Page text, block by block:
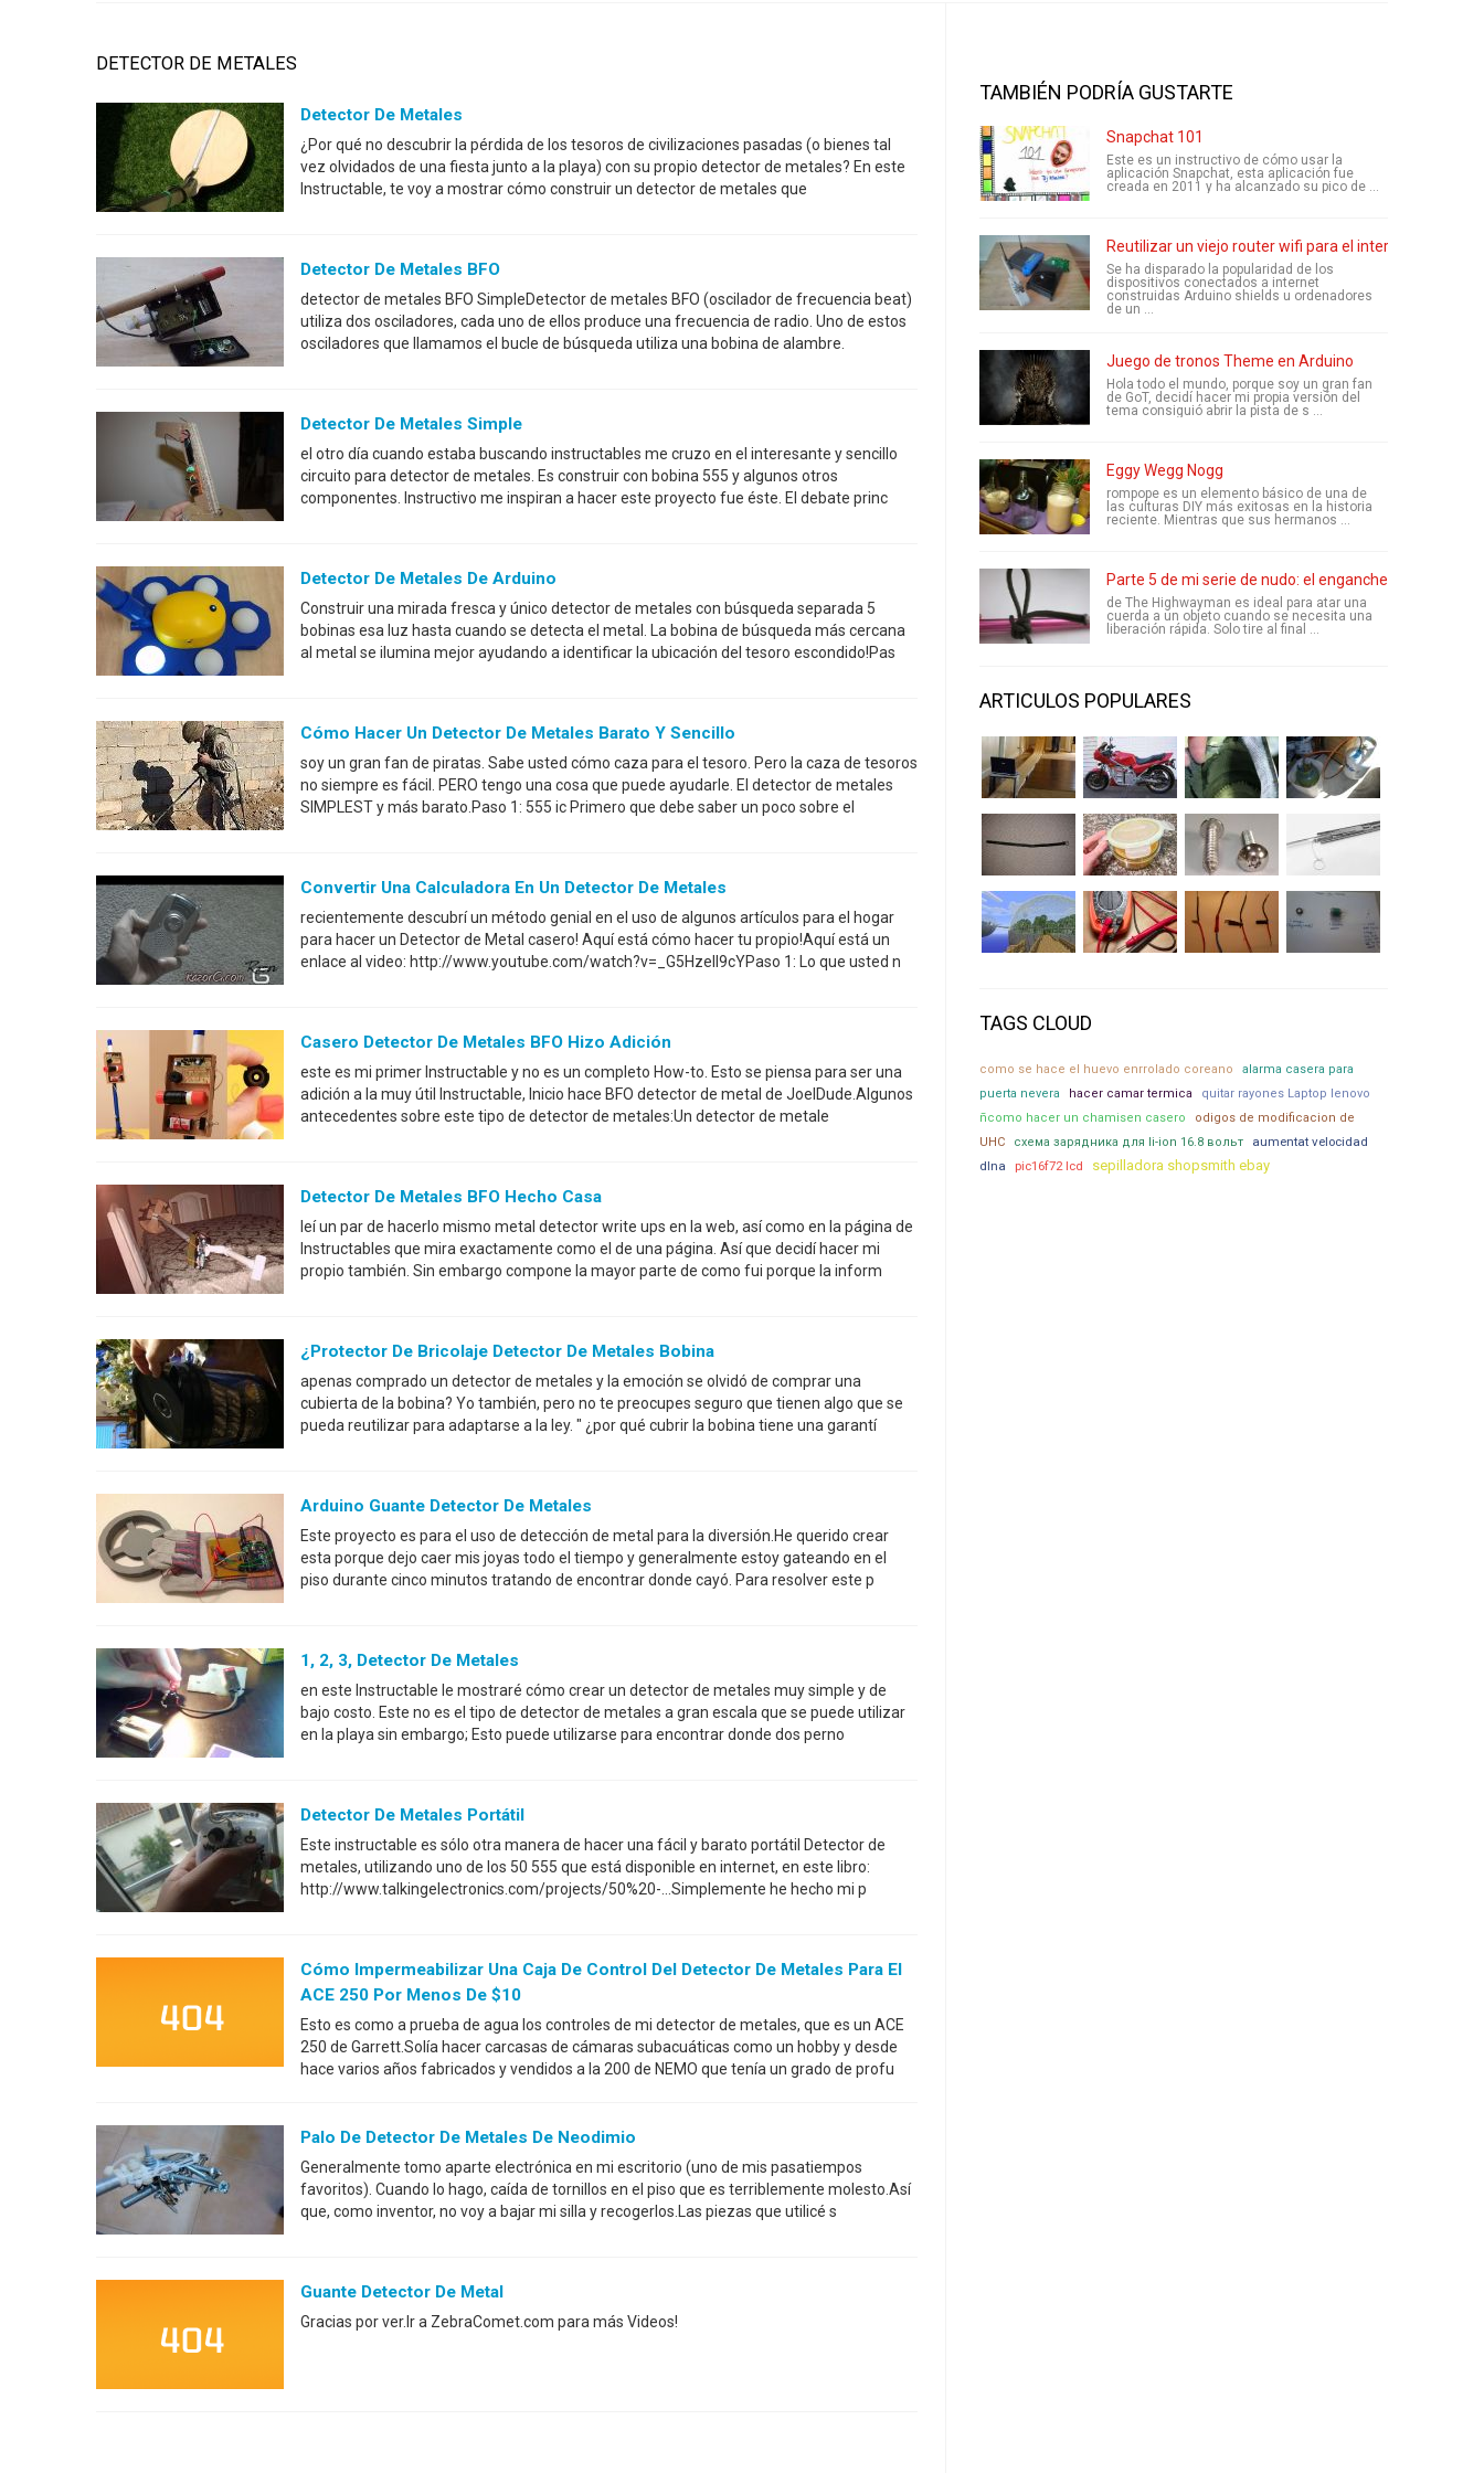
DETECTOR DE METALES
Detector De Metales
¿Por qué no descubrir la pérdida de los tesoros de civilizaciones pasadas (o bienes tal
vez olvidados de una fiesta junto a la playa) con su propio detector de metales? En este
Instructable, te voy a mostrar cómo construir un detector de metales que
Detector De Metales BFO
detector de metales BFO SimpleDetector de metales BFO (oscilador de frecuencia beat)
utiliza dos osciladores, cada uno de ellos produce una frecuencia de radio. Uno de estos
osciladores que llamamos el bucle de búsqueda utiliza una bobina de alambre.
Detector De Metales Simple
el otro día cuando estaba buscando instructables me cruzo en el interesante y sencillo
circuito para detector de metales. Es construir con bobina 555 y algunos otros
componentes. Instructivo me inspiran a hacer este proyecto fue éste. El debate princ
Detector De Metales De Arduino
Construir una mirada fresca y único detector de metales con búsqueda separada 5
bobinas esa luz hasta cuando se detecta el metal. La bobina de búsqueda más cercana
al metal se ilumina mejor ayudando a identificar la ubicación del tesoro escondido!Pas
Cómo Hacer Un Detector De Metales Barato Y Sencillo
soy un gran fan de piratas. Sabe usted cómo caza para el tesoro. Pero la caza de tesoros
no siempre es fácil. PERO tengo una cosa que puede ayudarle. El detector de metales
SIMPLEST y más barato.Paso 1: 555 ic Primero que debe saber un poco sobre el
Convertir Una Calculadora En Un Detector De Metales
recientemente descubrí un método genial en el uso de algunos artículos para el hogar
para hacer un Detector de Metal casero! Aquí está cómo hacer tu propio!Aquí está un
enlace al video: http://www.youtube.com/watch?v=_G5HzeIl9cYPaso 1: Lo que usted n
Casero Detector De Metales BFO Hizo Adición
este es mi primer Instructable y no es un completo How-to. Esto se piensa para ser una
adición a la muy útil Instructable, Inicio hace BFO detector de metal de JoelDude.Algunos
antecedentes sobre este tipo de detector de metales:Un detector de metale
Detector De Metales BFO Hecho Casa
leí un par de hacerlo mismo metal detector write ups en la web, así como en la página de
Instructables que mira exactamente como el de una página. Así que decidí hacer mi
propio también. Sin embargo compone la mayor parte de como fui porque la inform
¿Protector De Bricolaje Detector De Metales Bobina
apenas comprado un detector de metales y la emoción se olvidó de comprar una
cubierta de la bobina? Yo también, pero no te preocupes seguro que tienen algo que se
pueda reutilizar para adaptarse a la ley. " ¿por qué cubrir la bobina tiene una garantí
Arduino Guante Detector De Metales
Este proyecto es para el uso de detección de metal para la diversión.He querido crear
esta porque dejo caer mis joyas todo el tiempo y generalmente estoy gateando en el
piso durante cinco minutos tratando de encontrar donde cayó. Para resolver este p
1, 2, 3, Detector De Metales
en este Instructable le mostraré cómo crear un detector de metales muy simple y de
bajo costo. Este no es el tipo de detector de metales a gran escala que se puede utilizar
en la playa sin embargo; Esto puede utilizarse para encontrar donde dos perno
Detector De Metales Portátil
Este instructable es sólo otra manera de hacer una fácil y barato portátil Detector de
metales, utilizando uno de los 50 555 que está disponible en internet, en este libro:
http://www.talkingelectronics.com/projects/50%20-...Simplemente he hecho mi p
Cómo Impermeabilizar Una Caja De Control Del Detector De Metales Para El
ACE 250 Por Menos De $10
Esto es como a prueba de agua los controles de mi detector de metales, que es un ACE
250 de Garrett.Solía hacer carcasas de cámaras subacuáticas como un hobby y desde
hace varios años fabricados y vendidos a la 200 de NEMO que tenía un grado de profu
Palo De Detector De Metales De Neodimio
Generalmente tomo aparte electrónica en mi escritorio (uno de mis pasatiempos
favoritos). Cuando lo hago, caída de tornillos en el piso que es terriblemente molesto.Así
que, como inventor, no voy a bajar mi silla y recogerlos.Las piezas que utilicé s
Guante Detector De Metal
Gracias por ver.Ir a ZebraComet.com para más Videos!
TAMBIÉN PODRÍA GUSTARTE
Snapchat 101
Este es un instructivo de cómo usar la
aplicación Snapchat, esta aplicación fue
creada en 2011 y ha alcanzado su pico de ...
Reutilizar un viejo router wifi para el internet de cosas
Se ha disparado la popularidad de los
dispositivos conectados a internet
construidas Arduino shields u ordenadores
de un ...
Juego de tronos Theme en Arduino
Hola todo el mundo, porque soy un gran fan
de GoT, decidí hacer mi propia versión del
tema consiguió abrir la pista de s ...
Eggy Wegg Nogg
rompope es un elemento básico de una de
las culturas DIY más exitosas en la historia
reciente. Mientras que sus hermanos ...
Parte 5 de mi serie de nudo: el enganche
de The Highwayman es ideal para atar una
cuerda a un objeto cuando se necesita una
liberación rápida. Solo tire al final ...
ARTICULOS POPULARES
TAGS CLOUD
como se hace el huevo enrrolado coreano
alarma casera para
puerta nevera
hacer camar termica
quitar rayones Laptop lenovo
ñcomo hacer un chamisen casero
odigos de modificacion de
UHC
схема зарядника для li-ion 16.8 вольт
aumentat velocidad
dlna
pic16f72 lcd sepilladora shopsmith ebay